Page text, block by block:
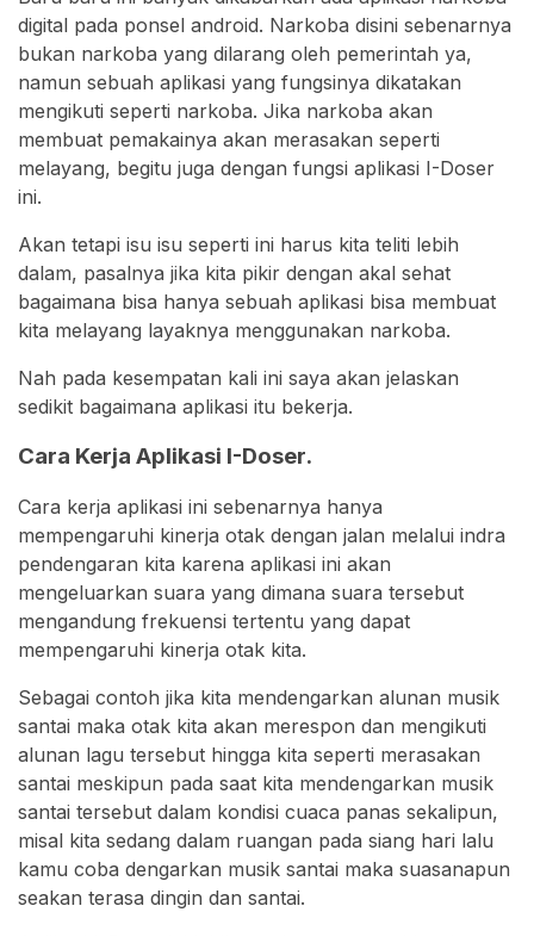
digital pada ponsel android. Narkoba disini sebenarnya
bukan narkoba yang dilarang oleh pemerintah ya,
namun sebuah aplikasi yang fungsinya dikatakan
mengikuti seperti narkoba. Jika narkoba akan
membuat pemakainya akan merasakan seperti
melayang, begitu juga dengan fungsi aplikasi I-Doser
ini.
Akan tetapi isu isu seperti ini harus kita teliti lebih
dalam, pasalnya jika kita pikir dengan akal sehat
bagaimana bisa hanya sebuah aplikasi bisa membuat
kita melayang layaknya menggunakan narkoba.
Nah pada kesempatan kali ini saya akan jelaskan
sedikit bagaimana aplikasi itu bekerja.
Cara Kerja Aplikasi I-Doser.
Cara kerja aplikasi ini sebenarnya hanya
mempengaruhi kinerja otak dengan jalan melalui indra
pendengaran kita karena aplikasi ini akan
mengeluarkan suara yang dimana suara tersebut
mengandung frekuensi tertentu yang dapat
mempengaruhi kinerja otak kita.
Sebagai contoh jika kita mendengarkan alunan musik
santai maka otak kita akan merespon dan mengikuti
alunan lagu tersebut hingga kita seperti merasakan
santai meskipun pada saat kita mendengarkan musik
santai tersebut dalam kondisi cuaca panas sekalipun,
misal kita sedang dalam ruangan pada siang hari lalu
kamu coba dengarkan musik santai maka suasanapun
seakan terasa dingin dan santai.